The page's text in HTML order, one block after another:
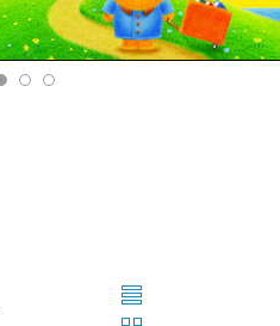
Ne
xt